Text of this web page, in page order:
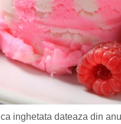
inghetata dateaza din